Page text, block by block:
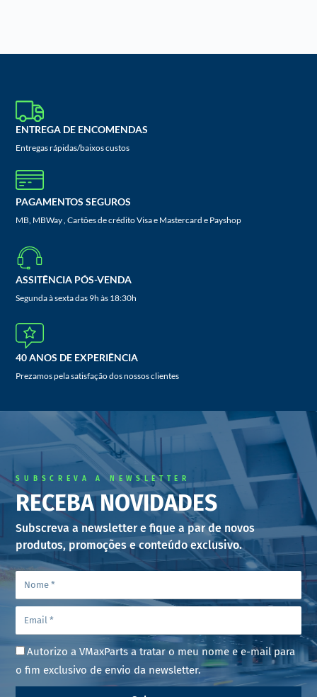
ENTREGA DE ENCOMENDAS
Entregas rápidas/baixos custos
PAGAMENTOS SEGUROS
MB, MBWay , Cartões de crédito Visa e Mastercard e Payshop
ASSITÊNCIA PÓS-VENDA
Segunda à sexta das 9h às 18:30h
40 ANOS DE EXPERIÊNCIA
Prezamos pela satisfação dos nossos clientes
SUBSCREVA A NEWSLETTER
RECEBA NOVIDADES
Subscreva a newsletter e fique a par de novos
produtos, promoções e conteúdo exclusivo.
Autorizo a VMaxParts a tratar o meu nome e e-mail para
o fim exclusivo de envio da newsletter.